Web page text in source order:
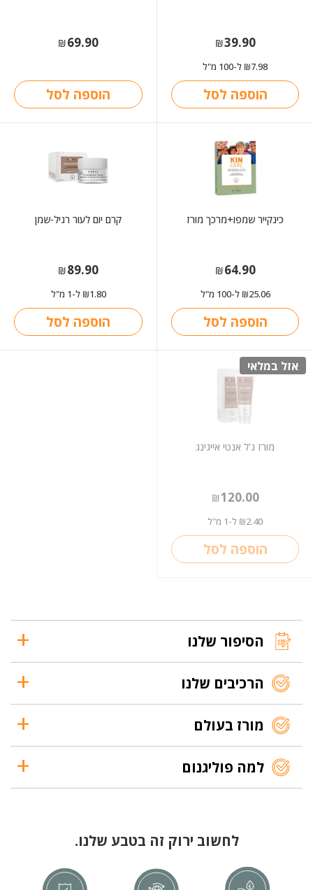
₪39.90
₪7.98 ל-100 מ"ל
הוספה לסל
₪69.90
הוספה לסל
כינקייר שמפו+מרכך מורז
₪64.90
₪25.06 ל-100 מ"ל
הוספה לסל
קרם יום לעור רגיל-שמן
₪89.90
₪1.80 ל-1 מ"ל
הוספה לסל
אזל במלאי
מורז ג'ל אנטי אייגינג
₪120.00
₪2.40 ל-1 מ"ל
הוספה לסל
הסיפור שלנו
הרכיבים שלנו
מורז בעולם
למה פוליגנום
לחשוב ירוק זה בטבע שלנו.